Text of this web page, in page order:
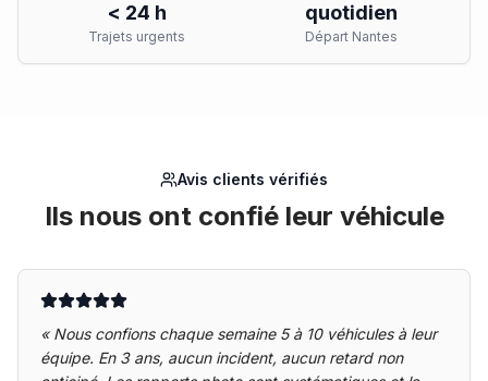
< 24 h
Trajets urgents
quotidien
Départ Nantes
Avis clients vérifiés
Ils nous ont confié leur véhicule
« Nous confions chaque semaine 5 à 10 véhicules à leur
équipe. En 3 ans, aucun incident, aucun retard non